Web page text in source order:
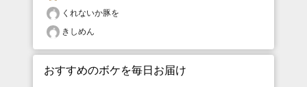
くれないか豚を
きしめん
おすすめのボケを毎日お届け